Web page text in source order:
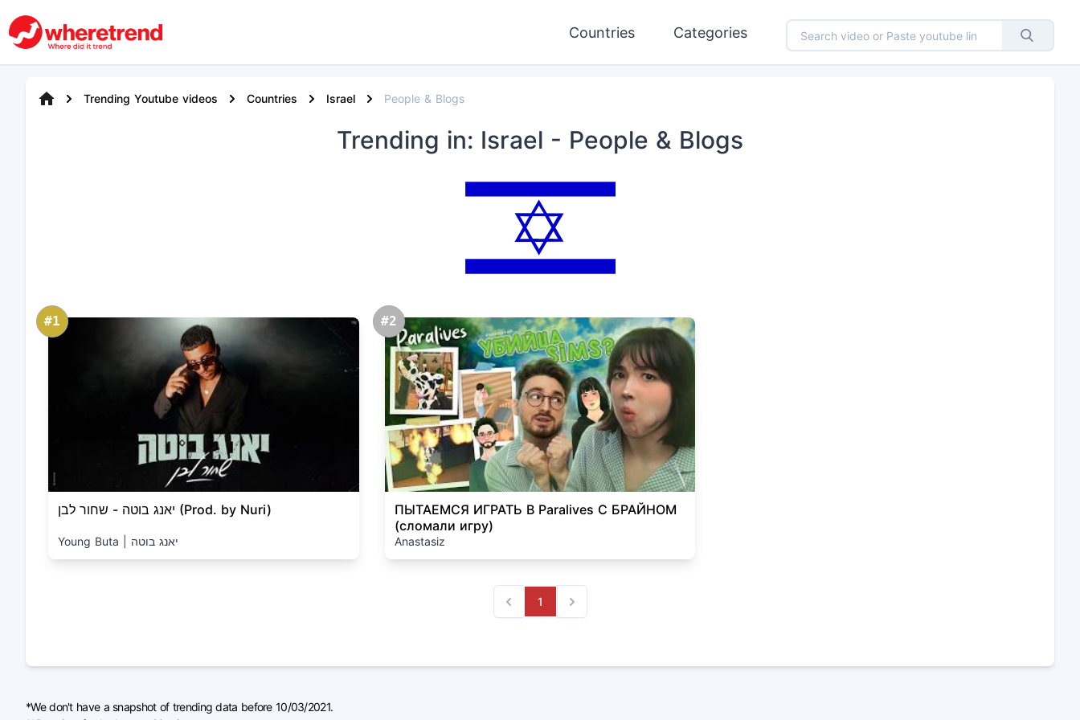
Countries Categories
Trending Youtube videos Countries Israel People & Blogs
Trending in: Israel - People & Blogs
#1
יאנג בוטה - שחור לבן (Prod. by Nuri)
Young Buta | יאנג בוטה
#2
ПЫТАЕМСЯ ИГРАТЬ В Paralives С БРАЙНОМ
(сломали игру)
Anastasiz
Previous
1
Next
*We don't have a snapshot of trending data before 10/03/2021.